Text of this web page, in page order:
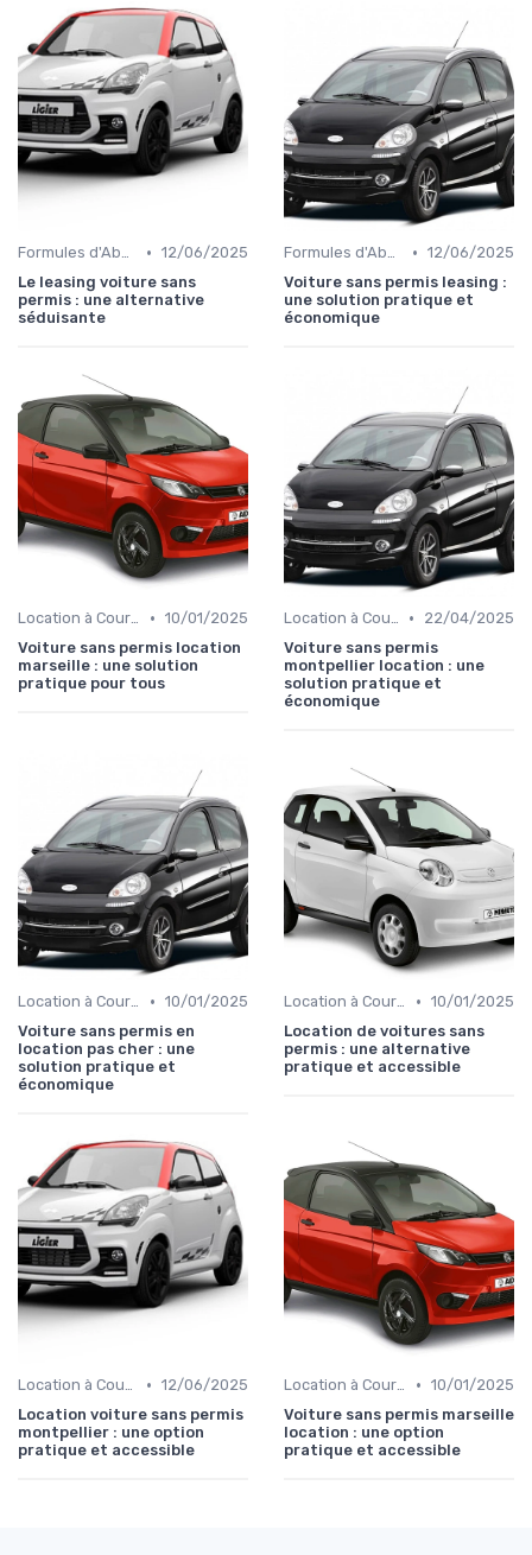
Formules d'Abonnement • 12/06/2025
Le leasing voiture sans
permis : une alternative
séduisante
Formules d'Abonnement • 12/06/2025
Voiture sans permis leasing :
une solution pratique et
économique
Location à Court Terme • 10/01/2025
Voiture sans permis location
marseille : une solution
pratique pour tous
Location à Court Terme •
22/04/2025
Voiture sans permis
montpellier location : une
solution pratique et
économique
Location à Court Terme • 10/01/2025
Voiture sans permis en
location pas cher : une
solution pratique et
économique
Location à Court Terme • 10/01/2025
Location de voitures sans
permis : une alternative
pratique et accessible
Location à Court Terme • 12/06/2025
Location voiture sans permis
montpellier : une option
pratique et accessible
Location à Court Terme • 10/01/2025
Voiture sans permis marseille
location : une option
pratique et accessible